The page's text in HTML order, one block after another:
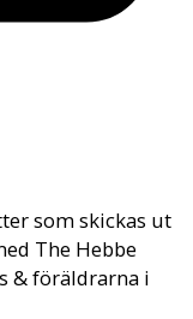
som skickas ut
The Hebbe
& föräldrarna i